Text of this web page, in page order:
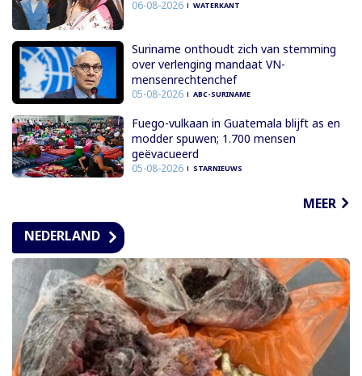
06-08-2026 WATERKANT
Suriname onthoudt zich van stemming
over verlenging mandaat VN-
mensenrechtenchef
05-08-2026 ABC-SURINAME
Fuego-vulkaan in Guatemala blijft as en
modder spuwen; 1.700 mensen
geëvacueerd
05-08-2026 STARNIEUWS
MEER
NEDERLAND